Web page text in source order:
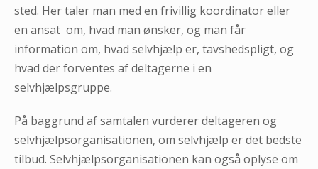
sted. Her taler man med en frivillig koordinator eller
en ansat om, hvad man ønsker, og man får
information om, hvad selvhjælp er, tavshedspligt, og
hvad der forventes af deltagerne i en
selvhjælpsgruppe.
På baggrund af samtalen vurderer deltageren og
selvhjælpsorganisationen, om selvhjælp er det bedste
tilbud. Selvhjælpsorganisationen kan også oplyse om